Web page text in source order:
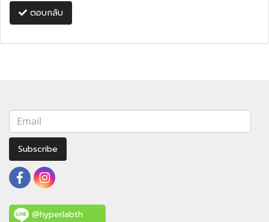
ตอบกลับ
Subscribe
@hyperlabth